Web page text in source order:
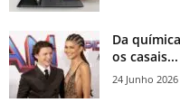
Da
os casais...
24 Junho 2026